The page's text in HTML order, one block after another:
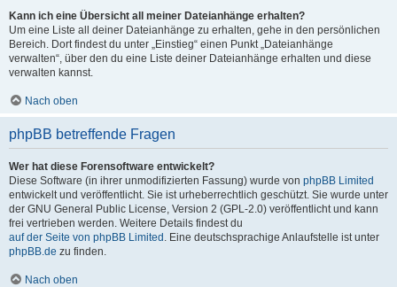
Kann ich eine Übersicht all meiner Dateianhänge erhalten?
Um eine Liste all deiner Dateianhänge zu erhalten, gehe in den persönlichen
Bereich. Dort findest du unter „Einstieg“ einen Punkt „Dateianhänge
verwalten“, über den du eine Liste deiner Dateianhänge erhalten und diese
verwalten kannst.
Nach oben
phpBB betreffende Fragen
Wer hat diese Forensoftware entwickelt?
Diese Software (in ihrer unmodifizierten Fassung) wurde von phpBB Limited
entwickelt und veröffentlicht. Sie ist urheberrechtlich geschützt. Sie wurde unter
der GNU General Public License, Version 2 (GPL-2.0) veröffentlicht und kann
frei vertrieben werden. Weitere Details findest du
auf der Seite von phpBB Limited . Eine deutschsprachige Anlaufstelle ist unter
phpBB.de zu finden.
Nach oben